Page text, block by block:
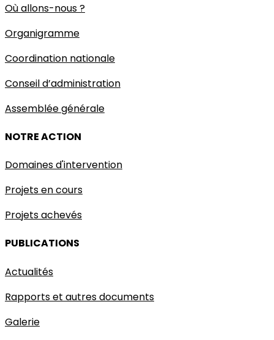
Où allons-nous ?
Organigramme
Coordination nationale
Conseil d’administration
Assemblée générale
NOTRE ACTION
Domaines d'intervention
Projets en cours
Projets achevés
PUBLICATIONS
Actualités
Rapports et autres documents
Galerie